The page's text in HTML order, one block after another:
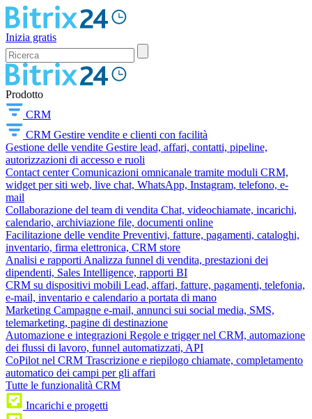
Inizia gratis
Prodotto
CRM
CRM Gestire vendite e clienti con facilità
Gestione delle vendite Gestire lead, affari, contatti, pipeline,
autorizzazioni di accesso e ruoli
Contact center Comunicazioni omnicanale tramite moduli CRM,
widget per siti web, live chat, WhatsApp, Instagram, telefono, e-
mail
Collaborazione del team di vendita Chat, videochiamate, incarichi,
calendario, archiviazione file, documenti online
Facilitazione delle vendite Preventivi, fatture, pagamenti, cataloghi,
inventario, firma elettronica, CRM store
Analisi e rapporti Analizza funnel di vendita, prestazioni dei
dipendenti, Sales Intelligence, rapporti BI
CRM su dispositivi mobili Lead, affari, fatture, pagamenti, telefonia,
e-mail, inventario e calendario a portata di mano
Marketing Campagne e-mail, annunci sui social media, SMS,
telemarketing, pagine di destinazione
Automazione e integrazioni Regole e trigger nel CRM, automazione
dei flussi di lavoro, funnel automatizzati, API
CoPilot nel CRM Trascrizione e riepilogo chiamate, completamento
automatico dei campi per gli affari
Tutte le funzionalità CRM
Incarichi e progetti